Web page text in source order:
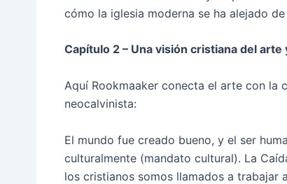
cómo la iglesia moderna se ha alejado
Capítulo 2 – Una visión cristiana del arte
Aquí Rookmaaker conecta el arte con la
neocalvinista:
El mundo fue creado bueno, y el ser
culturalmente (mandato cultural). La
los cristianos somos llamados a trabajar